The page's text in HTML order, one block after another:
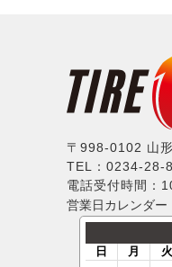
〒998-0102 山
TEL：0234-28-
電話受付時間：
営業日カレンダー